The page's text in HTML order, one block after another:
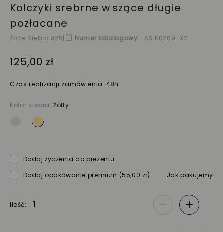
Kolczyki srebrne wiszące długie
pozłacane
Żółte Srebro 925| Numer katalogowy AS K0269_X2
125,00 zł
Czas realizacji zamówienia: 48h
Kolor srebra:Żółty
Dodaj życzenia do prezentu
Dodaj opakowanie premium (55,00 zł) Jak pakujemy
Ilość - +